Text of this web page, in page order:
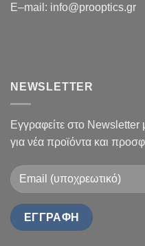
E–mail : info@prooptics.gr
NEWSLETTER
Εγγραφείτε στο Newsletter
για νέα προϊόντα και